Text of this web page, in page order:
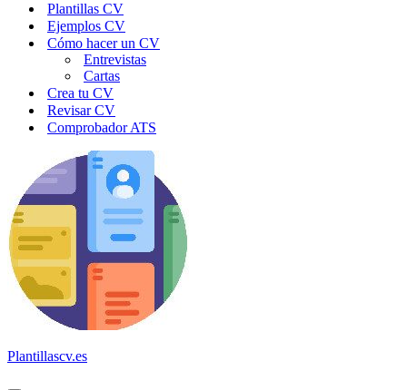
Plantillas CV
Ejemplos CV
Cómo hacer un CV
Entrevistas
Cartas
Crea tu CV
Revisar CV
Comprobador ATS
Plantillascv.es